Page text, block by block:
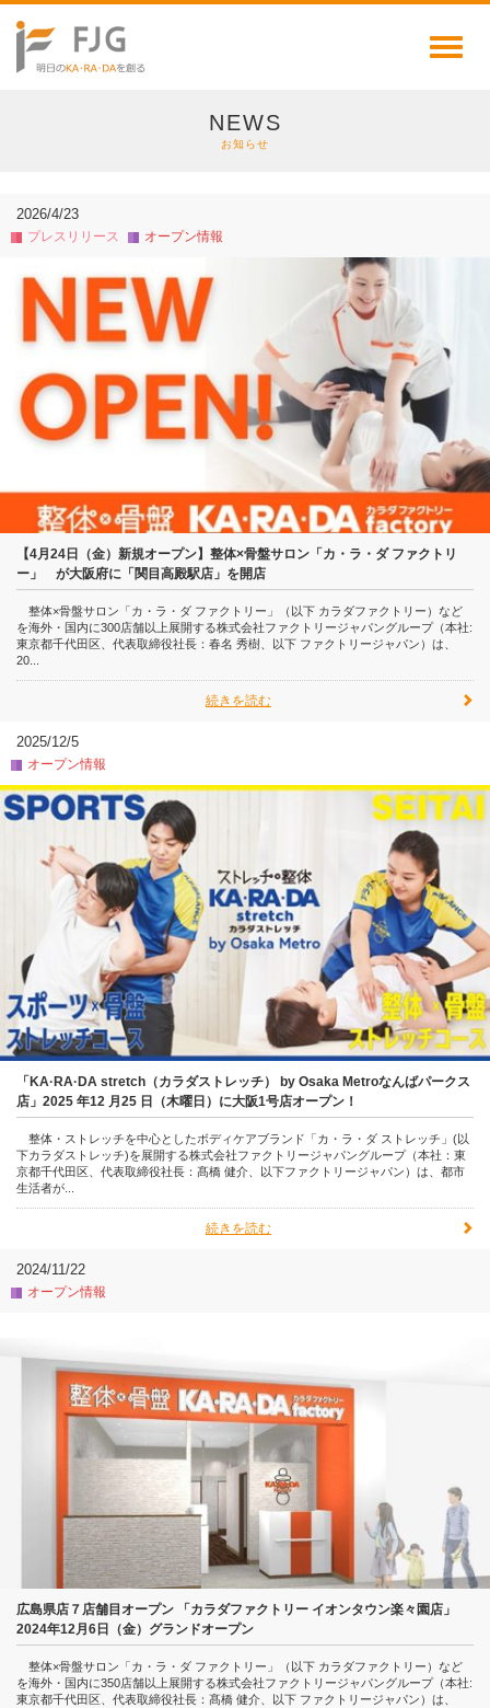
Toggle
NEWS
お知らせ
2026/4/23
プレスリリース オープン情報
【4月24日（金）新規オープン】整体×骨盤サロン「カ・ラ・ダ ファクトリ
ー」 が大阪府に「関目高殿駅店」を開店
整体×骨盤サロン「カ・ラ・ダ ファクトリー」（以下 カラダファクトリー）など
を海外・国内に300店舗以上展開する株式会社ファクトリージャパングループ（本社:
東京都千代田区、代表取締役社長：春名 秀樹、以下 ファクトリージャパン）は、
20...
続きを読む
2025/12/5
オープン情報
「KA·RA·DA stretch（カラダストレッチ） by Osaka Metroなんばパークス
店」2025 年12 月25 日（木曜日）に大阪1号店オープン！
整体・ストレッチを中心としたボディケアブランド「カ・ラ・ダ ストレッチ」(以
下カラダストレッチ)を展開する株式会社ファクトリージャパングループ（本社：東
京都千代田区、代表取締役社長：髙橋 健介、以下ファクトリージャパン）は、都市
生活者が...
続きを読む
2024/11/22
オープン情報
広島県店７店舗目オープン 「カラダファクトリー イオンタウン楽々園店」
2024年12月6日（金）グランドオープン
整体×骨盤サロン「カ・ラ・ダ ファクトリー」（以下 カラダファクトリー）など
を海外・国内に350店舗以上展開する株式会社ファクトリージャパングループ（本社:
東京都千代田区、代表取締役社長：髙橋 健介、以下 ファクトリージャパン）は、